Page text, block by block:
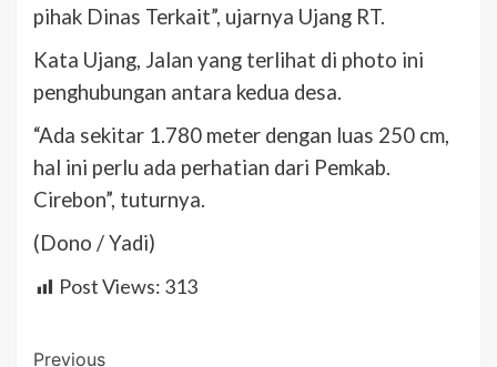
pihak Dinas Terkait”, ujarnya Ujang RT.
Kata Ujang, Jalan yang terlihat di photo ini
penghubungan antara kedua desa.
“Ada sekitar 1.780 meter dengan luas 250 cm,
hal ini perlu ada perhatian dari Pemkab.
Cirebon”, tuturnya.
(Dono / Yadi)
Post Views: 313
Previous